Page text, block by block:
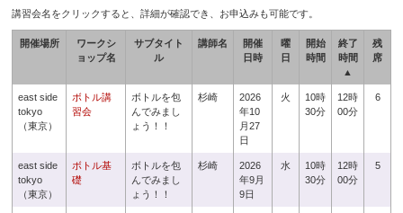
講習会名をクリックすると、詳細が確認でき、お申込みも可能です。
開催場所
ワークシ
ョップ名
サブタイト
ル
講師名
開催
日時
曜
日
開始
時間
終了
時間
▲
残
席
east side
tokyo
（東京）
ボトル講
習会
ボトルを包
んでみまし
ょう！！
杉崎
2026
年10
月27
日
火
10時
30分
12時
00分
6
east side
tokyo
（東京）
ボトル基
礎
ボトルを包
んでみまし
ょう！！
杉崎
2026
年9月
9日
水
10時
30分
12時
00分
5